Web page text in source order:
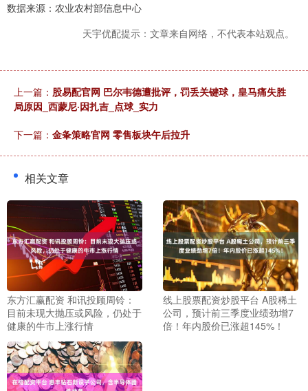
数据来源：农业农村部信息中心
天宇优配提示：文章来自网络，不代表本站观点。
上一篇： 股易配官网 巴尔韦德遭批评，罚丢关键球，皇马痛失胜
局原因_西蒙尼·因扎吉_点球_实力
下一篇： 金夆策略官网 零售板块午后拉升
相关文章
东方汇赢配资 和讯投顾周铃：
目前未现大抛压或风险，仍处于
健康的牛市上涨行情
线上股票配资炒股平台 A股稀土
公司，预计前三季度业绩劲增7
倍！年内股价已涨超145%！